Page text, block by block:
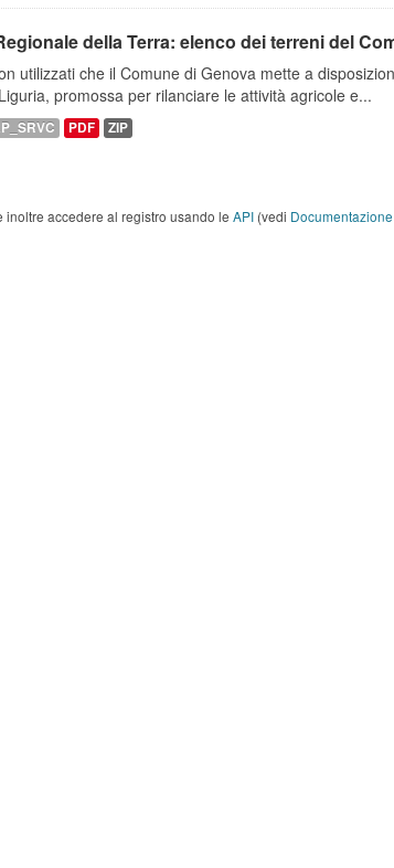
della Terra: elenco dei terreni del
utilizzati che il Comune di Genova mette a
promossa per rilanciare le attività agricole e...
PDF ZIP
inoltre accedere al registro usando le API (vedi